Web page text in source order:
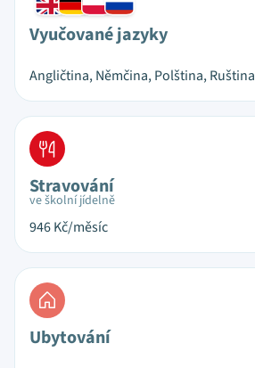
Vyučované jazyky
Angličtina, Němčina, Polština, Ruština
Stravování
ve školní jídelně
946Kč/měsíc
Ubytování